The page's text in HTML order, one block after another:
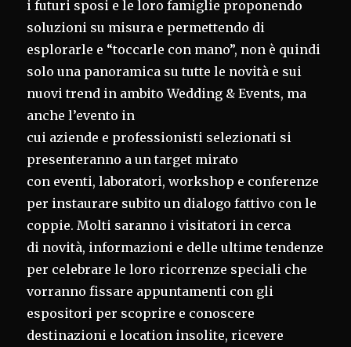
i futuri sposi e le loro famiglie proponendo
soluzioni su misura e permettendo di
esplorarle e “toccarle con mano”, non è quindi
solo una panoramica su tutte le novità e sui
nuovi trend in ambito Wedding & Events, ma
anche l’evento in
cui aziende e professionisti selezionati si
presenteranno a un target mirato
con eventi, laboratori, workshop e conferenze
per instaurare subito un dialogo fattivo con le
coppie. Molti saranno i visitatori in cerca
di novità, informazioni e delle ultime tendenze
per celebrare le loro ricorrenze speciali che
vorranno fissare appuntamenti con gli
espositori per scoprire e conoscere
destinazioni e location insolite, ricevere